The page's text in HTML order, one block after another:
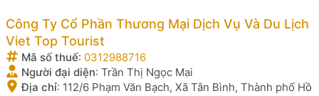
Công Ty Cổ Phần Thương Mại Dịch Vụ Và Du Lịch
Viet Top Tourist
Mã số thuế: 0312988716
Người đại diện: Trần Thị Ngọc Mai
Địa chỉ: 112/6 Phạm Văn Bạch, Xã Tân Bình, Thành phố Hồ